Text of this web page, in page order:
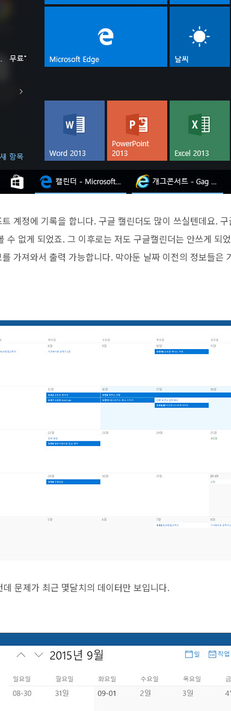
계정에 기록을 합니다. 구글 캘린더도 많이 쓰실텐데요.
수 없게 되었죠. 그 이후로는 저도 구글캘린더는 안쓰게 되
가져와서 출력 가능합니다. 막아둔 날짜 이전의 정보들은
문제가 최근 몇달치의 데이터만 보입니다.